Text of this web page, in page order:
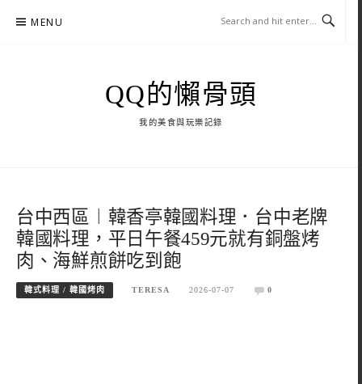
MENU
QQ的懶骨頭
我的美食與玩樂記錄
台中西區︱韓香亭韓國料理．台中老牌
韓國料理，平日午餐459元就有銅盤烤
肉、海鮮煎餅吃到飽
韓式料理 / 韓國烤肉 TERESA 2026-07-07 0